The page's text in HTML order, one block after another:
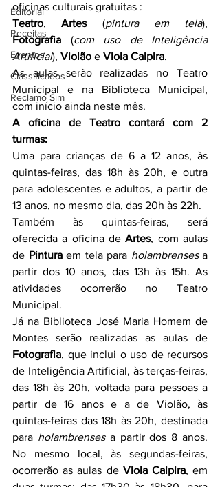
Editorial
Receitas
Eventos
Classificados
Reclamo Sim
oficinas culturais gratuitas :
Teatro, Artes (pintura em tela
Fotografia (com uso de Inteligência
Artificial), Violão e Viola Caipira.
As aulas serão realizadas no Teatro
Municipal e na Biblioteca Municipal,
com início ainda neste mês.
A oficina de Teatro contará com 2
turmas:
Uma para crianças de 6 a 12 anos, às
quintas-feiras, das 18h às 20h, e outra
para adolescentes e adultos, a partir de
13 anos, no mesmo dia, das 20h às 22h.
Também às quintas-feiras, será
oferecida a oficina de Artes, com aulas
de Pintura em tela para holambrenses a
partir dos 10 anos, das 13h às 15h. As
atividades ocorrerão no Teatro
Municipal.
Já na Biblioteca José Maria Homem de
Fotografia, que inclui o uso de recursos
de Inteligência Artificial, às terças-feiras,
das 18h às 20h, voltada para pessoas a
partir de 16 anos e a de Violão, às
quintas-feiras das 18h às 20h, destinada
para holambrenses a partir dos 8 anos.
No mesmo local, às segundas-feiras,
ocorrerão as aulas de Viola Caipira, em